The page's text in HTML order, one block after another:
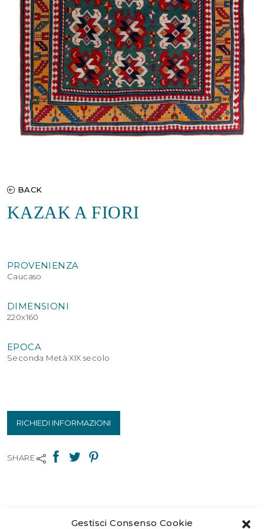
Gestisci Consenso Cookie
BACK
KAZAK A FIORI
PROVENIENZA
Caucaso
DIMENSIONI
220x160
EPOCA
Seconda Metà XIX secolo
RICHIEDI INFORMAZIONI
SHARE